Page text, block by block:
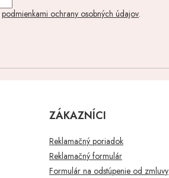
podmienkami ochrany osobných údajov.
ZÁKAZNÍCI
Reklamačný poriadok
Reklamačný formulár
Formulár na odstúpenie od zmluvy